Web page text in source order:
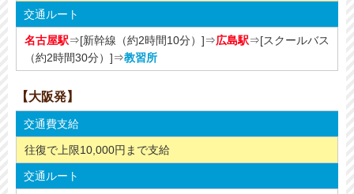
交通ルート
名古屋駅⇒[新幹線（約2時間10分）]⇒広島駅⇒[スクールバス
（約2時間30分）]⇒教習所
【大阪発】
交通費支給
往復で上限10,000円まで支給
交通ルート